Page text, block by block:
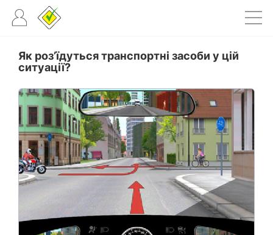
Як роз’їдуться транспортні засоби у цій
ситуації?